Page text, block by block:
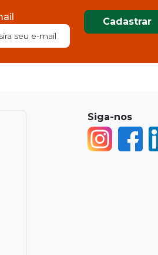
Cadastrar
Siga-nos